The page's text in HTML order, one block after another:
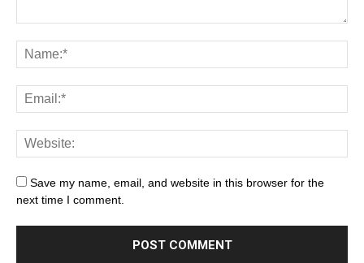
Save my name, email, and website in this browser for the
next time I comment.